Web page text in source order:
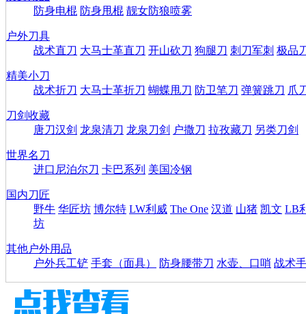
防身电棍 防身甩棍 靓女防狼喷雾
户外刀具
战术直刀 大马士革直刀 开山砍刀 狗腿刀 刺刀军刺 极品
精美小刀
战术折刀 大马士革折刀 蝴蝶甩刀 防卫笔刀 弹簧跳刀 爪
刀剑收藏
唐刀汉剑 龙泉清刀 龙泉刀剑 户撒刀 拉孜藏刀 另类刀剑
世界名刀
进口尼泊尔刀 卡巴系列 美国冷钢
国内刀匠
野牛 华匠坊 博尔特 LW利威 The One 汉道 山猪 凯文 LB
坊
其他户外用品
户外兵工铲 手套（面具） 防身腰带刀 水壶、口哨 战术